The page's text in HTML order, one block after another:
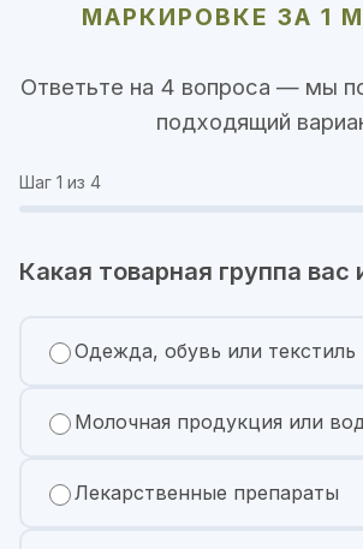
МАРКИРОВКЕ ЗА 1
Ответьте на 4 вопроса — мы
подходящий
Шаг 1 из 4
Какая товарная группа вас
Одежда, обувь или текстиль
Молочная продукция или
Лекарственные препараты